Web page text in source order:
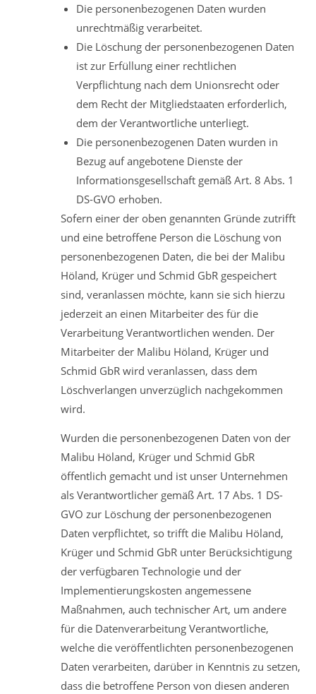
Die personenbezogenen Daten wurden
unrechtmäßig verarbeitet.
Die Löschung der personenbezogenen Daten
ist zur Erfüllung einer rechtlichen
Verpflichtung nach dem Unionsrecht oder
dem Recht der Mitgliedstaaten erforderlich,
dem der Verantwortliche unterliegt.
Die personenbezogenen Daten wurden in
Bezug auf angebotene Dienste der
Informationsgesellschaft gemäß Art. 8 Abs. 1
DS-GVO erhoben.
Sofern einer der oben genannten Gründe zutrifft
und eine betroffene Person die Löschung von
personenbezogenen Daten, die bei der Malibu
Höland, Krüger und Schmid GbR gespeichert
sind, veranlassen möchte, kann sie sich hierzu
jederzeit an einen Mitarbeiter des für die
Verarbeitung Verantwortlichen wenden. Der
Mitarbeiter der Malibu Höland, Krüger und
Schmid GbR wird veranlassen, dass dem
Löschverlangen unverzüglich nachgekommen
wird.
Wurden die personenbezogenen Daten von der
Malibu Höland, Krüger und Schmid GbR
öffentlich gemacht und ist unser Unternehmen
als Verantwortlicher gemäß Art. 17 Abs. 1 DS-
GVO zur Löschung der personenbezogenen
Daten verpflichtet, so trifft die Malibu Höland,
Krüger und Schmid GbR unter Berücksichtigung
der verfügbaren Technologie und der
Implementierungskosten angemessene
Maßnahmen, auch technischer Art, um andere
für die Datenverarbeitung Verantwortliche,
welche die veröffentlichten personenbezogenen
Daten verarbeiten, darüber in Kenntnis zu setzen,
dass die betroffene Person von diesen anderen